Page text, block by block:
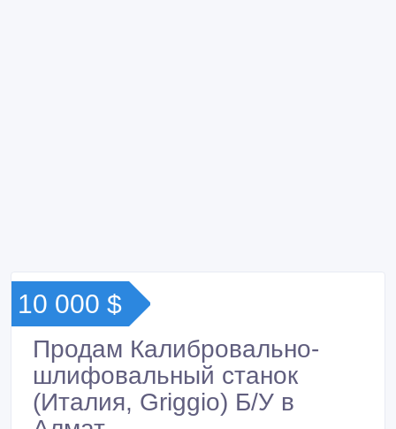
10 000 $
Продам Калибровально-
шлифовальный станок
(Италия, Griggio) Б/У в